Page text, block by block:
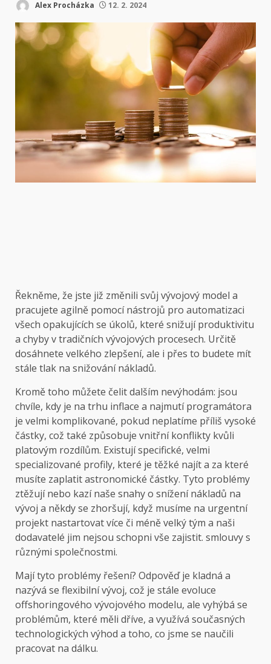
Alex Procházka 12. 2. 2024
Řekněme, že jste již změnili svůj vývojový model a
pracujete agilně pomocí nástrojů pro automatizaci
všech opakujících se úkolů, které snižují produktivitu
a chyby v tradičních vývojových procesech. Určitě
dosáhnete velkého zlepšení, ale i přes to budete mít
stále tlak na snižování nákladů.
Kromě toho můžete čelit dalším nevýhodám: jsou
chvíle, kdy je na trhu inflace a najmutí programátora
je velmi komplikované, pokud neplatíme příliš vysoké
částky, což také způsobuje vnitřní konflikty kvůli
platovým rozdílům. Existují specifické, velmi
specializované profily, které je těžké najít a za které
musíte zaplatit astronomické částky. Tyto problémy
ztěžují nebo kazí naše snahy o snížení nákladů na
vývoj a někdy se zhoršují, když musíme na urgentní
projekt nastartovat více či méně velký tým a naši
dodavatelé jim nejsou schopni vše zajistit. smlouvy s
různými společnostmi.
Mají tyto problémy řešení? Odpověď je kladná a
nazývá se flexibilní vývoj, což je stále evoluce
offshoringového vývojového modelu, ale vyhýbá se
problémům, které měli dříve, a využívá současných
technologických výhod a toho, co jsme se naučili
pracovat na dálku.